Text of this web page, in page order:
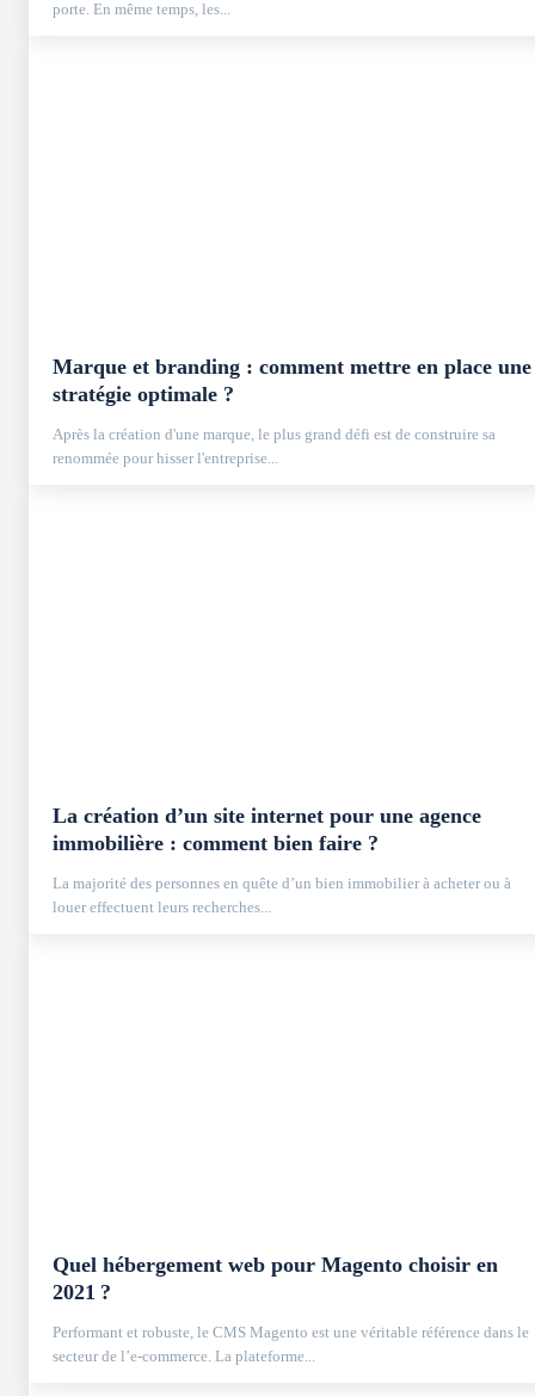
porte. En même temps, les...
Marque et branding : comment mettre en place une
stratégie optimale ?
Après la création d'une marque, le plus grand défi est de construire sa
renommée pour hisser l'entreprise...
La création d’un site internet pour une agence
immobilière : comment bien faire ?
La majorité des personnes en quête d’un bien immobilier à acheter ou à
louer effectuent leurs recherches...
Quel hébergement web pour Magento choisir en
2021 ?
Performant et robuste, le CMS Magento est une véritable référence dans le
secteur de l’e-commerce. La plateforme...